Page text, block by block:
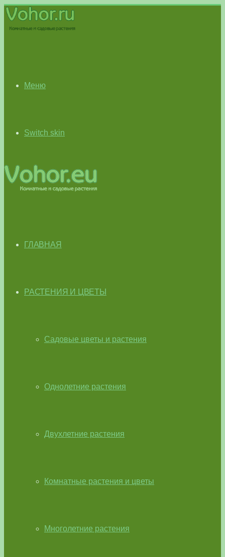
Меню
Switch skin
ГЛАВНАЯ
РАСТЕНИЯ И ЦВЕТЫ
Садовые цветы и растения
Однолетние растения
Двухлетние растения
Комнатные растения и цветы
Многолетние растения